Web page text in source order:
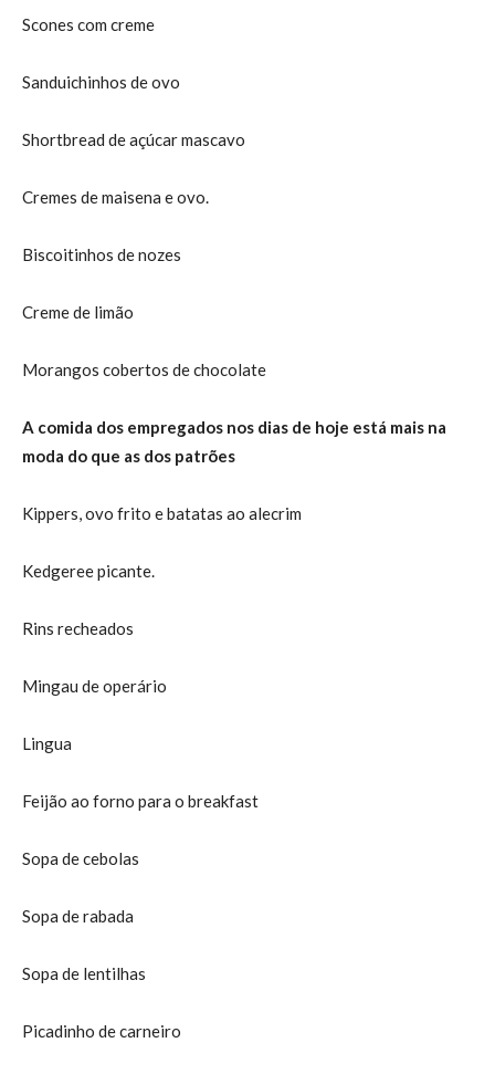
Scones com creme
Sanduichinhos de ovo
Shortbread de açúcar mascavo
Cremes de maisena e ovo.
Biscoitinhos de nozes
Creme de limão
Morangos cobertos de chocolate
A comida dos empregados nos dias de hoje está mais na
moda do que as dos patrões
Kippers, ovo frito e batatas ao alecrim
Kedgeree picante.
Rins recheados
Mingau de operário
Lingua
Feijão ao forno para o breakfast
Sopa de cebolas
Sopa de rabada
Sopa de lentilhas
Picadinho de carneiro